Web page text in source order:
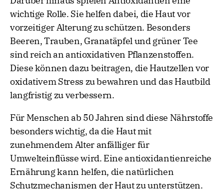
wichtige Rolle. Sie helfen dabei, die Haut vor
vorzeitiger Alterung zu schützen. Besonders
Beeren, Trauben, Granatäpfel und grüner Tee
sind reich an antioxidativen Pflanzenstoffen.
Diese können dazu beitragen, die Hautzellen vor
oxidativem Stress zu bewahren und das Hautbild
langfristig zu verbessern.
Für Menschen ab 50 Jahren sind diese Nährstoffe
besonders wichtig, da die Haut mit
zunehmendem Alter anfälliger für
Umwelteinflüsse wird. Eine antioxidantienreiche
Ernährung kann helfen, die natürlichen
Schutzmechanismen der Haut zu unterstützen.